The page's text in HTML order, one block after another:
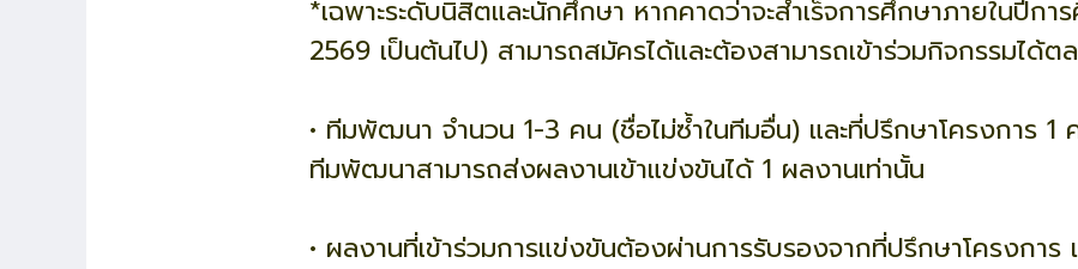
*เฉพาะระดับนิสิตและนักศึกษา หากคาดว่าจะสำเร็จการศึกษาภายในปี
2569 เป็นต้นไป) สามารถสมัครได้และต้องสามารถเข้าร่วมกิจกรรมได้
• ทีมพัฒนา จำนวน 1-3 คน (ชื่อไม่ซ้ำในทีมอื่น) และที่ปรึกษาโครงการ
ทีมพัฒนาสามารถส่งผลงานเข้าแข่งขันได้ 1 ผลงานเท่านั้น
• ผลงานที่เข้าร่วมการแข่งขันต้องผ่านการรับรองจากที่ปรึกษาโครงการ